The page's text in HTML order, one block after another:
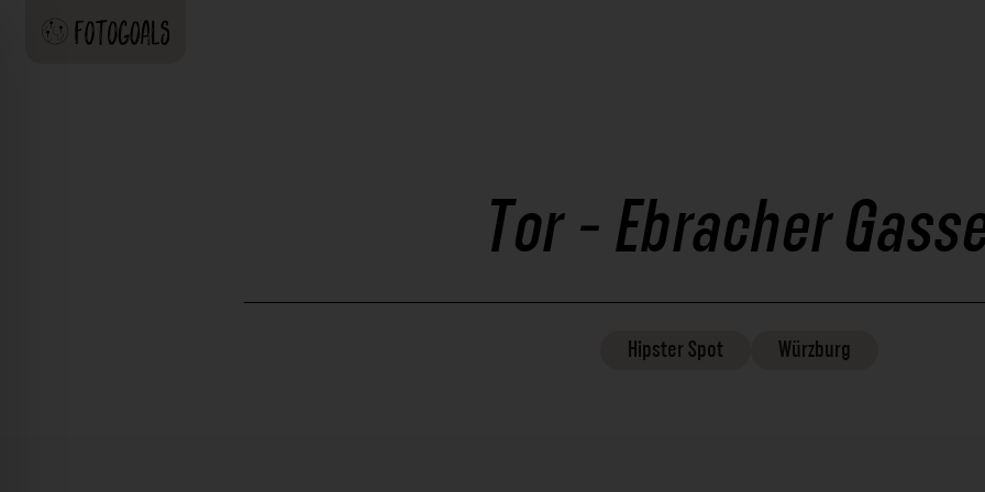
Tor - Ebracher
HipsterSpot Würzburg